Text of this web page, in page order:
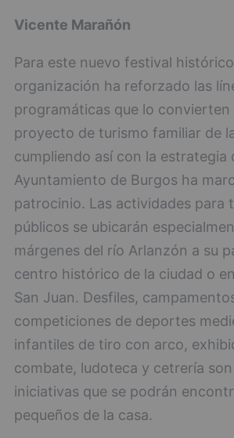
Vicente Marañón
Para este nuevo festival
organización ha reforzado las
programáticas que lo convierten
proyecto de turismo familiar de
cumpliendo así con la estrategia
Ayuntamiento de Burgos ha
patrocinio. Las actividades para
públicos se ubicarán
márgenes del río Arlanzón a su
centro histórico de la ciudad o
San Juan. Desfiles,
competiciones de deportes
infantiles de tiro con arco,
combate, ludoteca y cetrería
iniciativas que se podrán
pequeños de la casa.